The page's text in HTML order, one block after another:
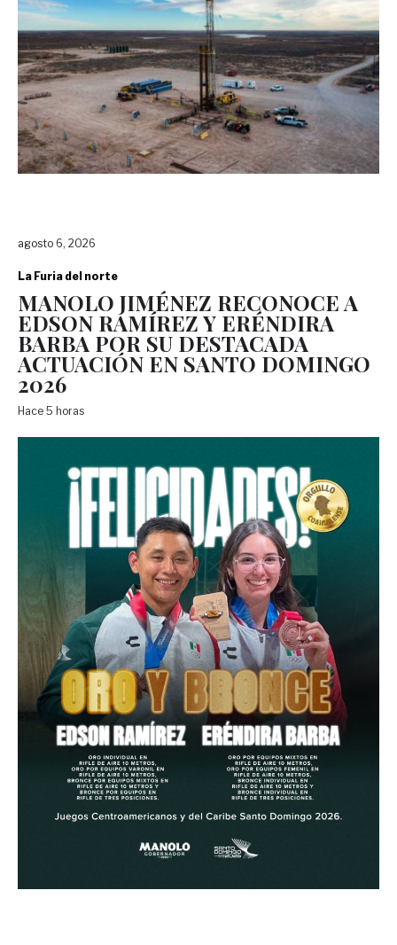
agosto 6, 2026
La Furia del norte
MANOLO JIMÉNEZ RECONOCE A
EDSON RAMÍREZ Y ERÉNDIRA
BARBA POR SU DESTACADA
ACTUACIÓN EN SANTO DOMINGO
2026
Hace 5 horas